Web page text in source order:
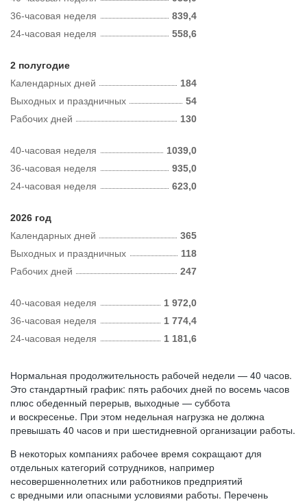
36-часовая неделя
839,4
24-часовая неделя
558,6
2 полугодие
Календарных дней
184
Рабочих дней 130
Выходных и праздничных 54
40-часовая неделя
1039,0
36-часовая неделя
935,0
24-часовая неделя
623,0
2026 год
Календарных дней
365
Рабочих дней 247
Выходных и праздничных 118
40-часовая неделя
1 972,0
36-часовая неделя
1 774,4
24-часовая неделя
1 181,6
Нормальная продолжительность рабочей недели — 40 часов.
Это стандартный график: пять рабочих дней по восемь часов
плюс обеденный перерыв, выходные — суббота
и воскресенье. При этом недельная нагрузка не должна
превышать 40 часов и при шестидневной организации работы.
В некоторых компаниях рабочее время сокращают для
отдельных категорий сотрудников, например
несовершеннолетних или работников предприятий
с вредными или опасными условиями работы. Перечень